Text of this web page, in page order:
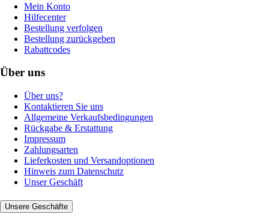
Mein Konto
Hilfecenter
Bestellung verfolgen
Bestellung zurückgeben
Rabattcodes
Über uns
Über uns?
Kontaktieren Sie uns
Allgemeine Verkaufsbedingungen
Rückgabe & Erstattung
Impressum
Zahlungsarten
Lieferkosten und Versandoptionen
Hinweis zum Datenschutz
Unser Geschäft
Unsere Geschäfte